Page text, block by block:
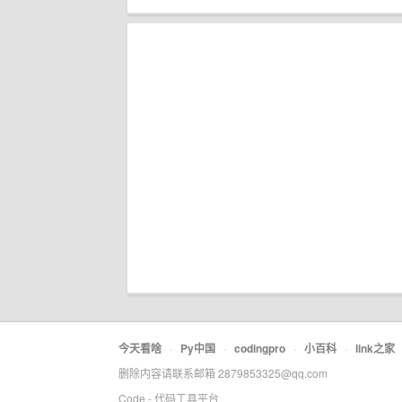
今天看啥 · Py中国 · codingpro · 小百科 · link之家
删除内容请联系邮箱 2879853325@qq.com
Code - 代码工具平台